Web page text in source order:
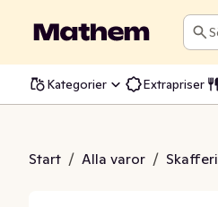
Sök
Kategorier Extrapriser
Start / Alla varor / Skafferi
i Juice